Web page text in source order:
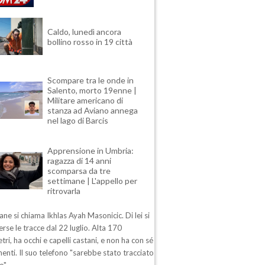
Caldo, lunedì ancora
bollino rosso in 19 città
Scompare tra le onde in
Salento, morto 19enne |
Militare americano di
stanza ad Aviano annega
nel lago di Barcis
Apprensione in Umbria:
ragazza di 14 anni
scomparsa da tre
settimane | L'appello per
ritrovarla
si chiama Ikhlas Ayah Masonicic. Di lei si
le tracce dal 22 luglio. Alta 170
ha occhi e capelli castani, e non ha con sé
Il suo telefono "sarebbe stato tracciato